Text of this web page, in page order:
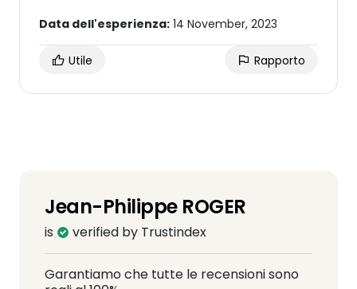
Data dell'esperienza: 14 November, 2023
Utile Rapporto
Jean-Philippe ROGER
is verified by Trustindex
Garantiamo che tutte le recensioni sono